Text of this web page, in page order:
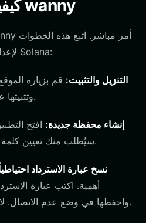
كيفية إنشاء محفظة wanny
لإعداد نقطة وصولك الآمنة على Solana:
التنزيل والتثبيت: قم بزيارة
Bitget وتثبيتها على جهازك المفضل.
إنشاء محفظة جديدة: افتح
سيُطلب منك تعيين كلمة مرور قوية لجهازك المحلي.
نسخ عبارة الاسترداد
واحفظها في وضع عدم الاتصال. لا تشاركها مع أي شخص أبداً.